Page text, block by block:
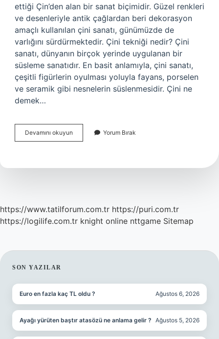
ettiği Çin’den alan bir sanat biçimidir. Güzel renkleri
ve desenleriyle antik çağlardan beri dekorasyon
amaçlı kullanılan çini sanatı, günümüzde de
varlığını sürdürmektedir. Çini tekniği nedir? Çini
sanatı, dünyanın birçok yerinde uygulanan bir
süsleme sanatıdır. En basit anlamıyla, çini sanatı,
çeşitli figürlerin oyulması yoluyla fayans, porselen
ve seramik gibi nesnelerin süslenmesidir. Çini ne
demek…
Devamını okuyun
Bezemeleri
Yorum Bırak
https://www.tatilforum.com.tr https://puri.com.tr
https://logilife.com.tr knight online nttgame Sitemap
SIDEBAR
SON YAZILAR
Euro en fazla kaç TL oldu ? Ağustos 6, 2026
Ayağı yürüten baştır atasözü ne anlama gelir ? Ağustos 5, 2026